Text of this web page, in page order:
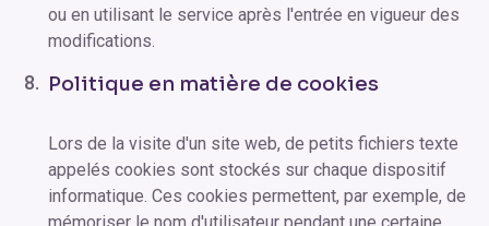
ou en utilisant le service après l'entrée en vigueur des
modifications.
Politique en matière de cookies
Lors de la visite d'un site web, de petits fichiers texte
appelés cookies sont stockés sur chaque dispositif
informatique. Ces cookies permettent, par exemple, de